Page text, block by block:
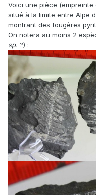
Voici une pièce
situé à la limite entre Alpe
montrant des fougères
On notera au moins 2
sp. ?) :